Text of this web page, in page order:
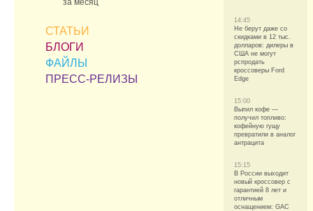
за месяц
СТАТЬИ
БЛОГИ
ФАЙЛЫ
ПРЕСС-РЕЛИЗЫ
14:45
Не берут даже со
скидками в 12 тыс.
долларов: дилеры в
США не могут
рспродать
кроссоверы Ford
Edge
15:00
Выпил кофе —
получил топливо:
кофейную гущу
превратили в аналог
антрацита
15:15
В России выходит
новый кроссовер с
гарантией 8 лет и
отличным
оснащением: GAC